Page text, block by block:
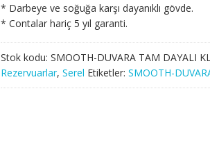
* Darbeye ve soğuğa karşı dayanıklı gövde.
* Contalar hariç 5 yıl garanti.
Stok kodu: SMOOTH-DUVARA TAM DAYALI
Rezervuarlar, Serel Etiketler: SMOOTH-